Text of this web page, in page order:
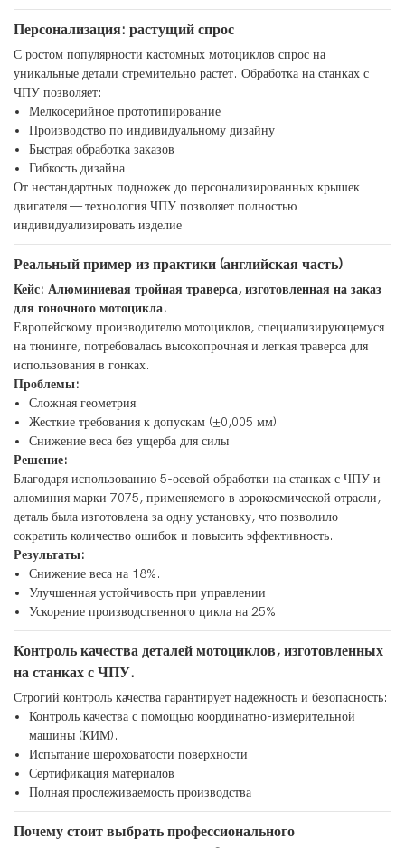
Персонализация: растущий спрос
С ростом популярности кастомных мотоциклов спрос на
уникальные детали стремительно растет. Обработка на станках с
ЧПУ позволяет:
Мелкосерийное прототипирование
Производство по индивидуальному дизайну
Быстрая обработка заказов
Гибкость дизайна
От нестандартных подножек до персонализированных крышек
двигателя — технология ЧПУ позволяет полностью
индивидуализировать изделие.
Реальный пример из практики (английская часть)
Кейс: Алюминиевая тройная траверса, изготовленная на заказ
для гоночного мотоцикла.
Европейскому производителю мотоциклов, специализирующемуся
на тюнинге, потребовалась высокопрочная и легкая траверса для
использования в гонках.
Проблемы:
Сложная геометрия
Жесткие требования к допускам (±0,005 мм)
Снижение веса без ущерба для силы.
Решение:
Благодаря использованию 5-осевой обработки на станках с ЧПУ и
алюминия марки 7075, применяемого в аэрокосмической отрасли,
деталь была изготовлена ​​за одну установку, что позволило
сократить количество ошибок и повысить эффективность.
Результаты:
Снижение веса на 18%.
Улучшенная устойчивость при управлении
Ускорение производственного цикла на 25%
Контроль качества деталей мотоциклов, изготовленных
на станках с ЧПУ.
Строгий контроль качества гарантирует надежность и безопасность:
Контроль качества с помощью координатно-измерительной
машины (КИМ).
Испытание шероховатости поверхности
Сертификация материалов
Полная прослеживаемость производства
Почему стоит выбрать профессионального